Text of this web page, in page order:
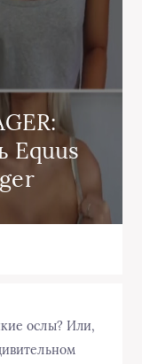
Equus
ослы? Или,